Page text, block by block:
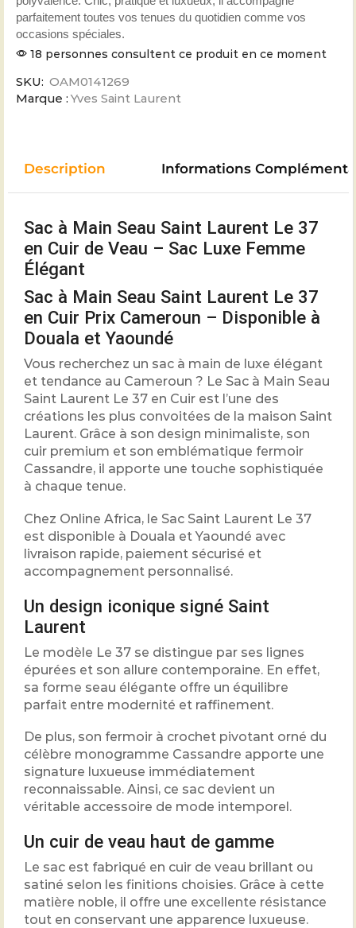
parfaitement toutes vos tenues du quotidien comme vos
occasions spéciales.
18 personnes consultent ce produit en ce moment
SKU: OAM0141269
Marque : Yves Saint Laurent
Description Informations
Sac à Main Seau Saint Laurent Le 37
en Cuir de Veau – Sac Luxe Femme
Élégant
Sac à Main Seau Saint Laurent Le 37
en Cuir Prix Cameroun – Disponible à
Douala et Yaoundé
Vous recherchez un sac à main de luxe élégant
et tendance au Cameroun ? Le Sac à Main Seau
Saint Laurent Le 37 en Cuir est l’une des
créations les plus convoitées de la maison Saint
Laurent. Grâce à son design minimaliste, son
cuir premium et son emblématique fermoir
Cassandre, il apporte une touche sophistiquée
à chaque tenue.
Chez Online Africa, le Sac Saint Laurent Le 37
est disponible à Douala et Yaoundé avec
livraison rapide, paiement sécurisé et
accompagnement personnalisé.
Un design iconique signé Saint
Laurent
Le modèle Le 37 se distingue par ses lignes
épurées et son allure contemporaine. En effet,
sa forme seau élégante offre un équilibre
parfait entre modernité et raffinement.
De plus, son fermoir à crochet pivotant orné du
célèbre monogramme Cassandre apporte une
signature luxueuse immédiatement
reconnaissable. Ainsi, ce sac devient un
véritable accessoire de mode intemporel.
Un cuir de veau haut de gamme
Le sac est fabriqué en cuir de veau brillant ou
satiné selon les finitions choisies. Grâce à cette
matière noble, il offre une excellente résistance
tout en conservant une apparence luxueuse.